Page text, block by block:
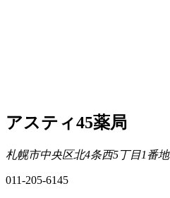
アスティ45薬局
札幌市中央区北4条西5丁目1番
011-205-6145